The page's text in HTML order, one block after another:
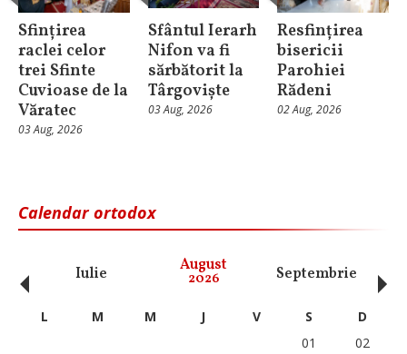
Sfințirea
raclei celor
trei Sfinte
Cuvioase de la
Văratec
03 Aug, 2026
Sfântul Ierarh
Nifon va fi
sărbătorit la
Târgoviște
03 Aug, 2026
Resfințirea
bisericii
Parohiei
Rădeni
02 Aug, 2026
Calendar ortodox
Iulie August
2026 Septembrie
‹ L M M J V S
D
01
02